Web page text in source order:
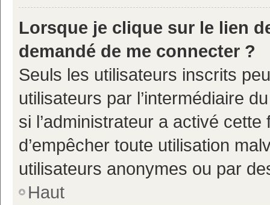
Lorsque je clique sur le lien
demandé de me connecter ?
Seuls les utilisateurs inscrits
utilisateurs par l’intermédiaire
si l’administrateur a activé
d’empêcher toute utilisation
utilisateurs anonymes ou par
Haut